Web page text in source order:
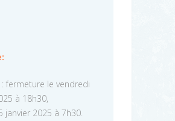
fermeture le vendredi
à 18h30,
janvier 2025 à 7h30.